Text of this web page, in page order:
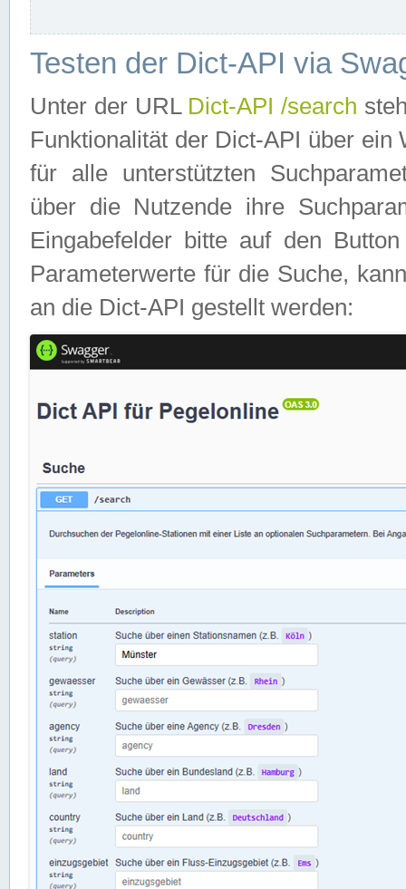
Testen der Dict-API via
Unter der URL Dict-API /search
Funktionalität der Dict-API über
für alle unterstützten
über die Nutzende ihre
Eingabefelder bitte auf den
Parameterwerte für die Suche,
an die Dict-API gestellt werden: